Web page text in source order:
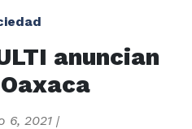
anuncian
6, 2021 |